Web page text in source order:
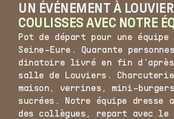
UN ÉVÉNEMENT À
COULISSES AVEC NOTRE
Pot de départ pour une équipe
Seine-Eure. Quarante
dinatoire livré en fin
salle de Louviers.
maison, verrines, mini-
sucrées. Notre équipe
des collègues, repart avec le